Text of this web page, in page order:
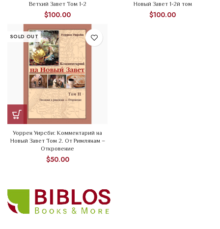
Ветхий Завет Том 1-2
$100.00
Новый Завет 1-2й том
$100.00
SOLD OUT
Уоррен Уирсби: Комментарий на
Новый Завет Том 2. От Римлянам –
Откровение
$50.00